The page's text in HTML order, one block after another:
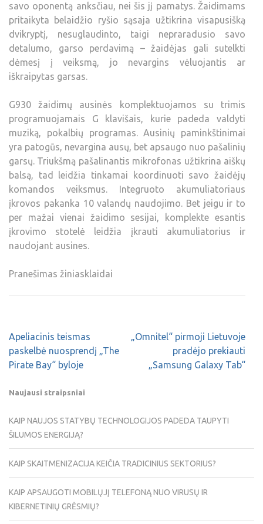
savo oponentą anksčiau, nei šis jį pamatys. Žaidimams
pritaikyta belaidžio ryšio sąsaja užtikrina visapusišką
dvikryptį, nesuglaudinto, taigi nepraradusio savo
detalumo, garso perdavimą – žaidėjas gali sutelkti
dėmesį į veiksmą, jo nevargins vėluojantis ar
iškraipytas garsas.
G930 žaidimų ausinės komplektuojamos su trimis
programuojamais G klavišais, kurie padeda valdyti
muziką, pokalbių programas. Ausinių paminkštinimai
yra patogūs, nevargina ausų, bet apsaugo nuo pašalinių
garsų. Triukšmą pašalinantis mikrofonas užtikrina aiškų
balsą, tad leidžia tinkamai koordinuoti savo žaidėjų
komandos veiksmus. Integruoto akumuliatoriaus
įkrovos pakanka 10 valandų naudojimo. Bet jeigu ir to
per mažai vienai žaidimo sesijai, komplekte esantis
įkrovimo stotelė leidžia įkrauti akumuliatorius ir
naudojant ausines.
Pranešimas žiniasklaidai
Apeliacinis teismas
paskelbė nuosprendį „The
Pirate Bay“ byloje
„Omnitel“ pirmoji Lietuvoje
pradėjo prekiauti
„Samsung Galaxy Tab“
Naujausi straipsniai
KAIP NAUJOS STATYBŲ TECHNOLOGIJOS PADEDA TAUPYTI
ŠILUMOS ENERGIJĄ?
KAIP SKAITMENIZACIJA KEIČIA TRADICINIUS SEKTORIUS?
KAIP APSAUGOTI MOBILŲJĮ TELEFONĄ NUO VIRUSŲ IR
KIBERNETINIŲ GRĖSMIŲ?